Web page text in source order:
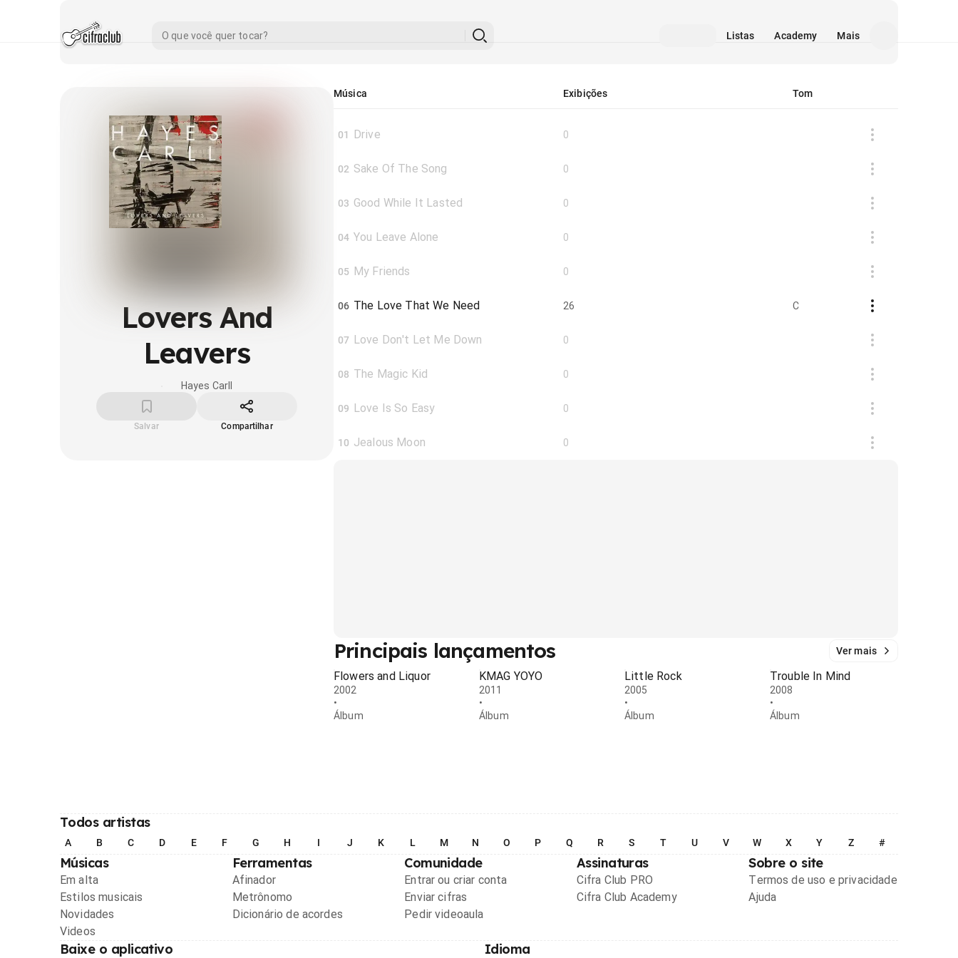
Listas Academy Mais
Lovers And
Leavers
Hayes Carll
Salvar Compartilhar
Música Exibições Tom
01 Drive 0
02 Sake Of The Song 0
03 Good While It Lasted 0
04 You Leave Alone 0
05 My Friends 0
06 The Love That We Need 26 C
07 Love Don't Let Me Down 0
08 The Magic Kid 0
09 Love Is So Easy 0
10 Jealous Moon 0
Principais lançamentos Ver mais
Flowers and Liquor
2002
•
Álbum
KMAG YOYO
2011
•
Álbum
Little Rock
2005
•
Álbum
Trouble In Mind
2008
•
Álbum
Todos artistas
A B C D E F G H I J K L M N O P Q R S T U V W X Y Z #
Músicas
Em alta
Estilos musicais
Novidades
Videos
Ferramentas
Afinador
Metrônomo
Dicionário de acordes
Comunidade
Entrar ou criar conta
Enviar cifras
Pedir videoaula
Assinaturas
Cifra Club PRO
Cifra Club Academy
Sobre o site
Termos de uso e privacidade
Ajuda
Baixe o aplicativo Idioma